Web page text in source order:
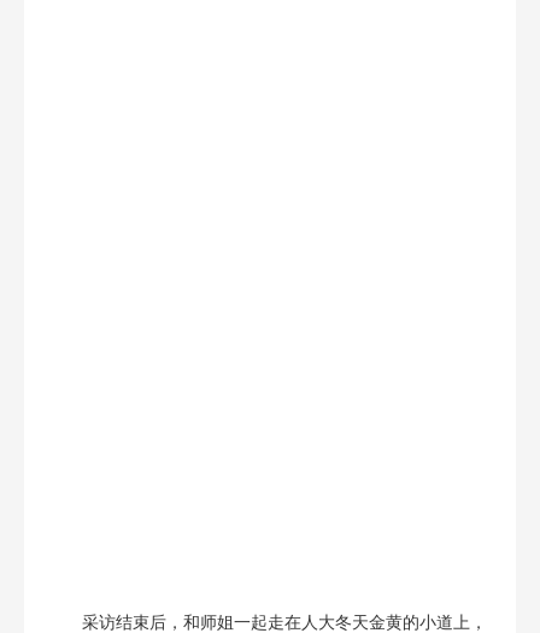
采访结束后，和师姐一起走在人大冬天金黄的小道上，